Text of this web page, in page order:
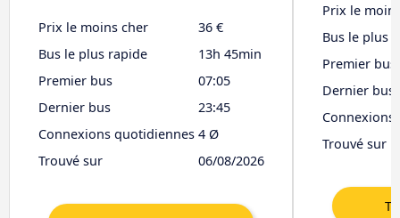
Prix le moins cher
36 €
Bus le plus rapide
13h 45min
Premier bus
07:05
Dernier bus
23:45
Connexions quotidiennes 4 Ø
Trouvé sur
06/08/2026
Prix le
Bus le plus
Premier bus
Dernier bus
Trouvé sur